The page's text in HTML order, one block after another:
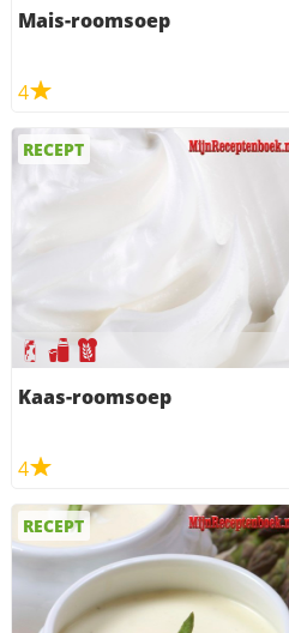
Mais-roomsoep
4
RECEPT
Kaas-roomsoep
4
RECEPT